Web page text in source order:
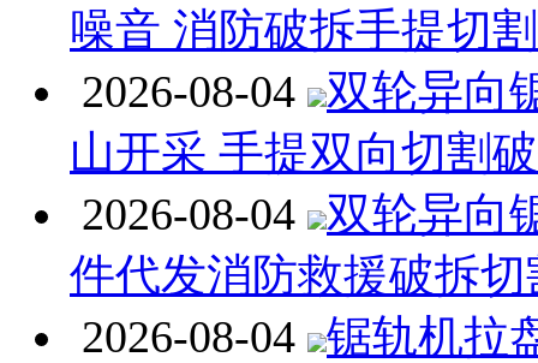
噪音 消防破拆手提切
2026-08-04
双轮异向
山开采 手提双向切割
2026-08-04
双轮异向
件代发消防救援破拆
2026-08-04
锯轨机拉